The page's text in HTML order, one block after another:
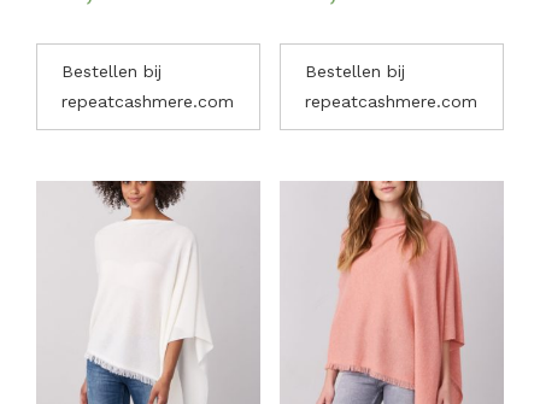
Bestellen bij
repeatcashmere.com
Bestellen bij
repeatcashmere.com